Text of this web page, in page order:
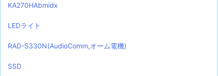
KA270HAbmidx
LEDライト
RAD-S330N(AudioComm,オーム電機)
SSD